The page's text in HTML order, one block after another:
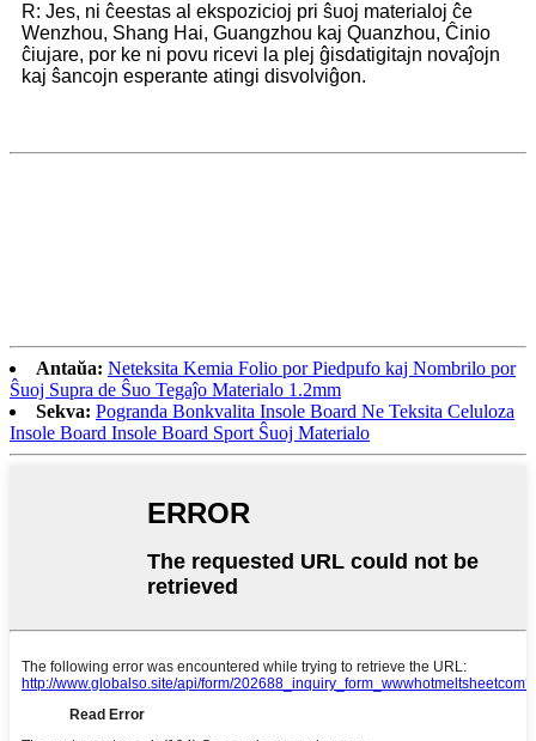
R: Jes, ni ĉeestas al ekspozicioj pri ŝuoj materialoj ĉe
Wenzhou, Shang Hai, Guangzhou kaj Quanzhou, Ĉinio
ĉiujare, por ke ni povu ricevi la plej ĝisdatigitajn novaĵojn
kaj ŝancojn esperante atingi disvolviĝon.
Antaŭa: Neteksita Kemia Folio por Piedpufo kaj Nombrilo por
Ŝuoj Supra de Ŝuo Tegaĵo Materialo 1.2mm
Sekva: Pogranda Bonkvalita Insole Board Ne Teksita Celuloza
Insole Board Insole Board Sport Ŝuoj Materialo